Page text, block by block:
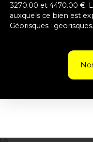
3270.00 et 4470.00 €.
auxquels ce bien est
Géorisques :